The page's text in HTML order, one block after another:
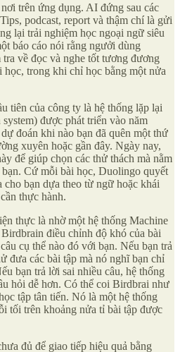
trên ứng dụng. AI đứng sau các
podcast, report và thậm chí là gửi
lại trải nghiệm học ngoại ngữ siêu
báo cáo nói rằng ngưởi dùng
về đọc và nghe tốt tương đương
trong khi chỉ học bằng một nửa
tiên của công ty là hệ thống lặp lại
được phát triển vào năm
đoán khi nào bạn đã quên một thứ
xuyên hoặc gần đây. Ngày nay,
để giúp chọn các thử thách mà nằm
Cứ mỗi bài học, Duolingo quyết
cho bạn dựa theo từ ngữ hoặc khái
thực hành.
thực là nhờ một hệ thống Machine
điều chỉnh độ khó của bài
cụ thể nào đó với bạn. Nếu bạn trả
đưa các bài tập mà nó nghĩ bạn chỉ
bạn trả lời sai nhiều câu, hệ thống
hỏi dễ hơn. Có thể coi Birdbrai như
tập tân tiến. Nó là một hệ thống
tối trên khoảng nửa tỉ bài tập được
đủ để giao tiếp hiệu quả bằng